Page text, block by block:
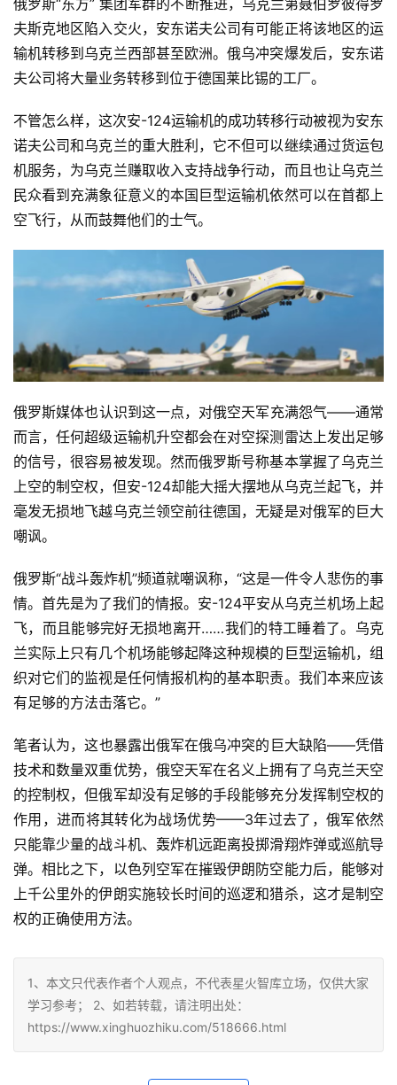
俄罗斯“东方” 集团军群的不断推进，乌克兰第聂伯罗彼得罗
夫斯克地区陷入交火，安东诺夫公司有可能正将该地区的运
输机转移到乌克兰西部甚至欧洲。俄乌冲突爆发后，安东诺
夫公司将大量业务转移到位于德国莱比锡的工厂。
不管怎么样，这次安-124运输机的成功转移行动被视为安东
诺夫公司和乌克兰的重大胜利，它不但可以继续通过货运包
机服务，为乌克兰赚取收入支持战争行动，而且也让乌克兰
民众看到充满象征意义的本国巨型运输机依然可以在首都上
空飞行，从而鼓舞他们的士气。
俄罗斯媒体也认识到这一点，对俄空天军充满怨气——通常
而言，任何超级运输机升空都会在对空探测雷达上发出足够
的信号，很容易被发现。然而俄罗斯号称基本掌握了乌克兰
上空的制空权，但安-124却能大摇大摆地从乌克兰起飞，并
毫发无损地飞越乌克兰领空前往德国，无疑是对俄军的巨大
嘲讽。
俄罗斯“战斗轰炸机”频道就嘲讽称，“这是一件令人悲伤的事
情。首先是为了我们的情报。安-124平安从乌克兰机场上起
飞，而且能够完好无损地离开……我们的特工睡着了。乌克
兰实际上只有几个机场能够起降这种规模的巨型运输机，组
织对它们的监视是任何情报机构的基本职责。我们本来应该
有足够的方法击落它。”
笔者认为，这也暴露出俄军在俄乌冲突的巨大缺陷——凭借
技术和数量双重优势，俄空天军在名义上拥有了乌克兰天空
的控制权，但俄军却没有足够的手段能够充分发挥制空权的
作用，进而将其转化为战场优势——3年过去了，俄军依然
只能靠少量的战斗机、轰炸机远距离投掷滑翔炸弹或巡航导
弹。相比之下，以色列空军在摧毁伊朗防空能力后，能够对
上千公里外的伊朗实施较长时间的巡逻和猎杀，这才是制空
权的正确使用方法。
1、本文只代表作者个人观点，不代表星火智库立场，仅供大家
学习参考； 2、如若转载，请注明出处：
https://www.xinghuozhiku.com/518666.html